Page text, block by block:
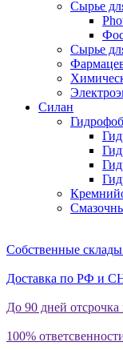
Сырье
Сырье
Силан
Собственные
Доставка по РФ и
До 90 дней отсрочка
100%